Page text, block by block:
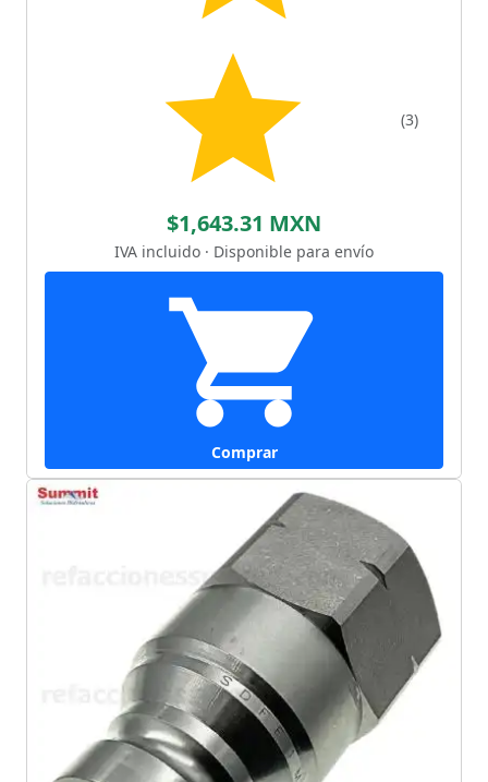
(3)
$1,643.31 MXN
IVA incluido · Disponible para envío
Comprar